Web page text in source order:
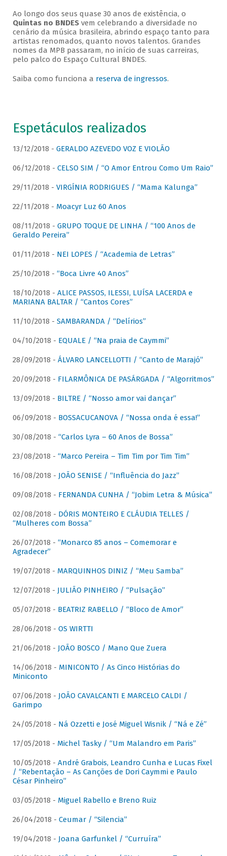
Ao longo dos seus quase 30 anos de existência, o
Quintas no BNDESvem celebrando a diversidade no
cenário da música brasileira, abrindo espaço tanto para
artistas renomados, quanto novos talentos. Grandes
nomes da MPB passaram, no início de suas carreiras,
pelo palco do Espaço Cultural BNDES.
Saiba como funciona a reserva de ingressos.
Espetáculos realizados
13/12/2018 - GERALDO AZEVEDO VOZ E VIOLÃO
06/12/2018 - CELSO SIM / “O Amor Entrou Como Um Raio”
29/11/2018 - VIRGÍNIA RODRIGUES / “Mama Kalunga”
22/11/2018 - Moacyr Luz 60 Anos
08/11/2018 - GRUPO TOQUE DE LINHA / “100 Anos de
Geraldo Pereira”
01/11/2018 - NEI LOPES / “Academia de Letras”
25/10/2018 - “Boca Livre 40 Anos”
18/10/2018 - ALICE PASSOS, ILESSI, LUÍSA LACERDA e
MARIANA BALTAR / “Cantos Cores”
11/10/2018 - SAMBARANDA / “Delírios”
04/10/2018 - EQUALE / “Na praia de Caymmi”
28/09/2018 - ÁLVARO LANCELLOTTI / “Canto de Marajó”
20/09/2018 - FILARMÔNICA DE PASÁRGADA / “Algorritmos”
13/09/2018 - BILTRE / “Nosso amor vai dançar”
06/09/2018 - BOSSACUCANOVA / “Nossa onda é essa!”
30/08/2018 - “Carlos Lyra – 60 Anos de Bossa”
23/08/2018 - “Marco Pereira – Tim Tim por Tim Tim”
16/08/2018 - JOÃO SENISE / “Influência do Jazz”
09/08/2018 - FERNANDA CUNHA / “Jobim Letra & Música”
02/08/2018 - DÓRIS MONTEIRO E CLÁUDIA TELLES /
“Mulheres com Bossa”
26/07/2018 - “Monarco 85 anos – Comemorar e
Agradecer”
19/07/2018 - MARQUINHOS DINIZ / “Meu Samba”
12/07/2018 - JULIÃO PINHEIRO / “Pulsação”
05/07/2018 - BEATRIZ RABELLO / “Bloco de Amor”
28/06/2018 - OS WIRTTI
21/06/2018 - JOÃO BOSCO / Mano Que Zuera
14/06/2018 - MINICONTO / As Cinco Histórias do
Miniconto
07/06/2018 - JOÃO CAVALCANTI E MARCELO CALDI /
Garimpo
24/05/2018 - Ná Ozzetti e José Miguel Wisnik / “Ná e Zé”
17/05/2018 - Michel Tasky / “Um Malandro em Paris”
10/05/2018 - André Grabois, Leandro Cunha e Lucas Fixel
/ “Rebentação – As Canções de Dori Caymmi e Paulo
César Pinheiro”
03/05/2018 - Miguel Rabello e Breno Ruiz
26/04/2018 - Ceumar / “Silencia”
19/04/2018 - Joana Garfunkel / “Curruíra”